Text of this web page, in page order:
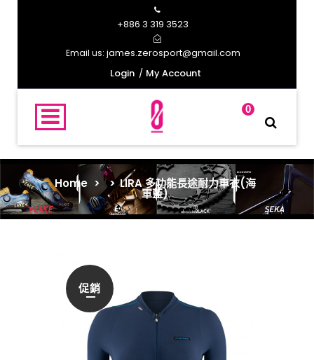
+886 3 319 3523
Email us: james.zerosport@gmail.com
Login
My Account
0
Home > >LIRA 多功能長途耐力車衣(海
軍藍)
促銷